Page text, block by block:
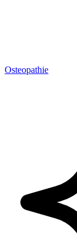
Osteopathie